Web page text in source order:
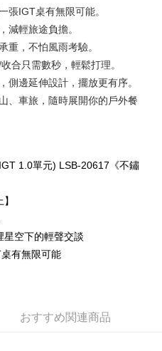
料無料
料無料
張IGT桌有無限可能。
減輕旅途負擔。
重，不怕風雨考驗。
合只需數秒，輕鬆打理。
側邊延伸設計，擺放更有序。
、車旅，隨時展開你的戶外餐
1.0單元) LSB-20617《不鏽
星空下的輕聲交談
有無限可能
おすすめ関連商品